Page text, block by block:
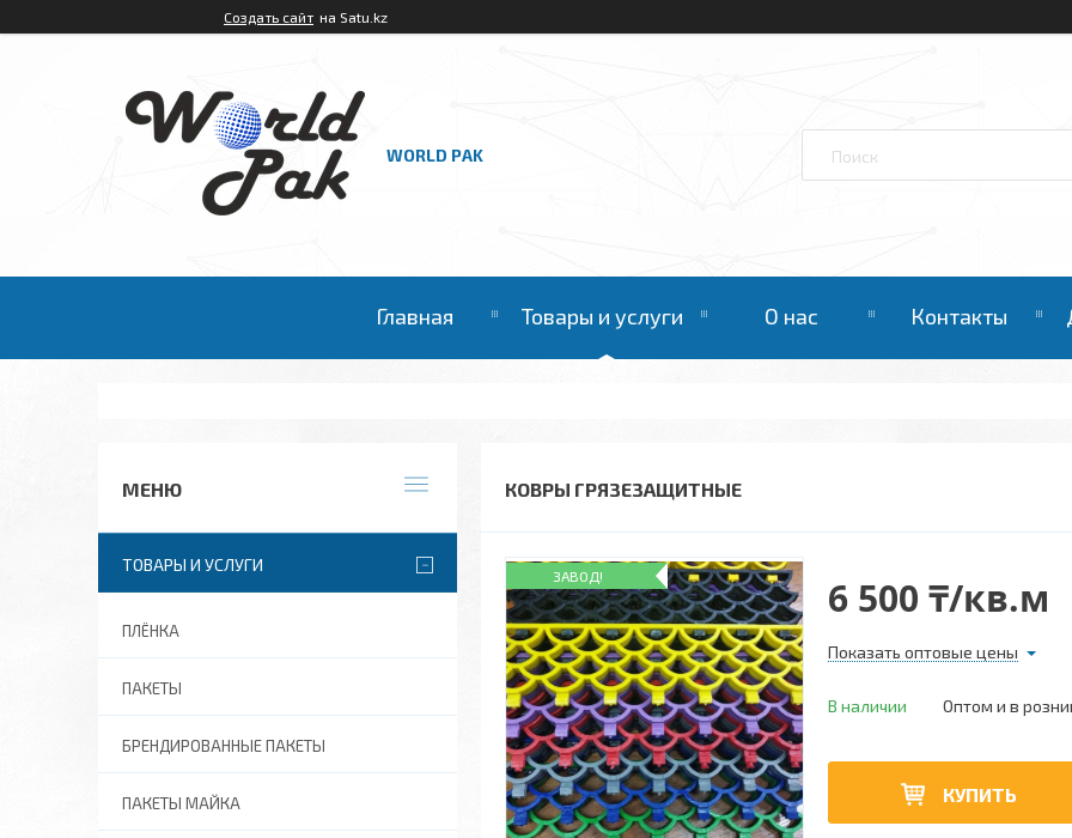
Создать сайт на Satu.kz
WORLD PAK
Главная Товары и услуги О нас Контакты
КОВРЫ ГРЯЗЕЗАЩИТНЫЕ
ЗАВОД! 6 500 ₸/кв.м
Показать оптовые цены
В наличии Оптом и в
КУПИТЬ
ТОВАРЫ И УСЛУГИ
ПЛЁНКА
ПАКЕТЫ
БРЕНДИРОВАННЫЕ ПАКЕТЫ
ПАКЕТЫ МАЙКА